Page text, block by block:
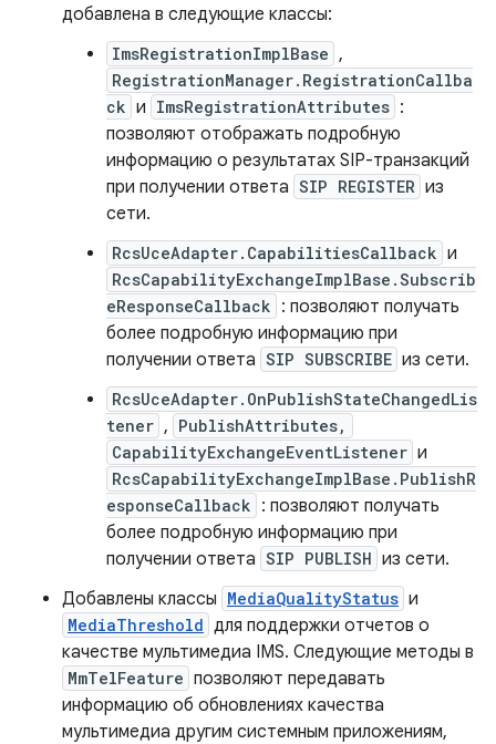
добавлена ​​в следующие классы:
ImsRegistrationImplBase ,
RegistrationManager.RegistrationCallba
ck и ImsRegistrationAttributes :
позволяют отображать подробную
информацию о результатах SIP-транзакций
при получении ответа SIP REGISTER из
сети.
RcsUceAdapter.CapabilitiesCallback и
RcsCapabilityExchangeImplBase.Subscrib
eResponseCallback : позволяют получать
более подробную информацию при
получении ответа SIP SUBSCRIBE из сети.
RcsUceAdapter.OnPublishStateChangedLis
tener , PublishAttributes,
CapabilityExchangeEventListener и
RcsCapabilityExchangeImplBase.PublishR
esponseCallback : позволяют получать
более подробную информацию при
получении ответа SIP PUBLISH из сети.
Добавлены классы MediaQualityStatus и
MediaThreshold для поддержки отчетов о
качестве мультимедиа IMS. Следующие методы в
MmTelFeature позволяют передавать
информацию об обновлениях качества
мультимедиа другим системным приложениям,